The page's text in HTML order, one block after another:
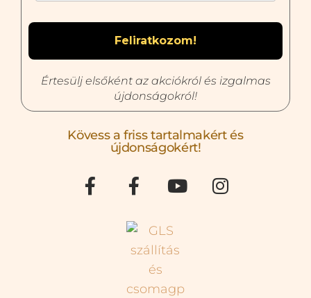
Értesülj elsőként az akciókról és izgalmas
újdonságokról!
Kövess a friss tartalmakért és
újdonságokért!